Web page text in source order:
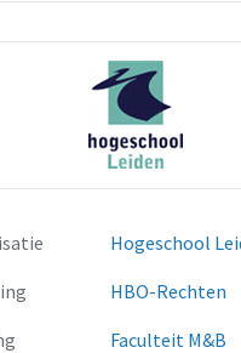
Hogeschool
HBO-Rechten
Faculteit M&B